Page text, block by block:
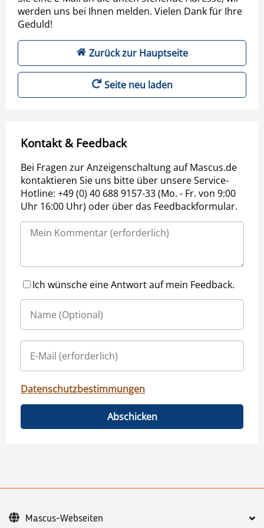
werden uns bei Ihnen melden. Vielen Dank für Ihre
Geduld!
Zurück zur Hauptseite
Seite neu laden
Kontakt & Feedback
Bei Fragen zur Anzeigenschaltung auf Mascus.de
kontaktieren Sie uns bitte über unsere Service-
Hotline: +49 (0) 40 688 9157-33 (Mo. - Fr. von 9:00
Uhr 16:00 Uhr) oder über das Feedbackformular.
Ich wünsche eine Antwort auf mein Feedback.
Datenschutzbestimmungen
Abschicken
Mascus-Webseiten